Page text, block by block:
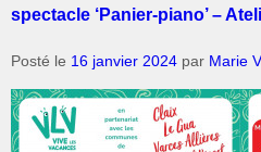
spectacle ‘Panier-piano’ –
Posté le 16 janvier 2024 par Marie